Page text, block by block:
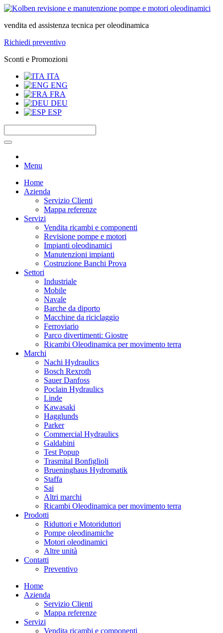
vendita ed assistenza tecnica per oleodinamica
Richiedi preventivo
Sconti e Promozioni
ITA
ENG
FRA
DEU
ESP
Menu
Home
Azienda
Servizio Clienti
Mappa referenze
Servizi
Vendita ricambi e componenti
Revisione pompe e motori
Impianti oleodinamici
Manutenzioni impianti
Costruzione Banchi Prova
Settori
Industriale
Mobile
Navale
Barche da diporto
Macchine da riciclaggio
Ferroviario
Parco divertimenti: Giostre
Ricambi Oleodinamica per movimento terra
Marchi
Nachi Hydraulics
Bosch Rexroth
Sauer Danfoss
Poclain Hydraulics
Linde
Kawasaki
Hagglunds
Parker
Commercial Hydraulics
Galdabini
Test Popup
Trasmital Bonfiglioli
Brueninghaus Hydromatik
Staffa
Sai
Altri marchi
Ricambi Oleodinamica per movimento terra
Prodotti
Riduttori e Motoriduttori
Pompe oleodinamiche
Motori oleodinamici
Altre unità
Contatti
Preventivo
Home
Azienda
Servizio Clienti
Mappa referenze
Servizi
Vendita ricambi e componenti